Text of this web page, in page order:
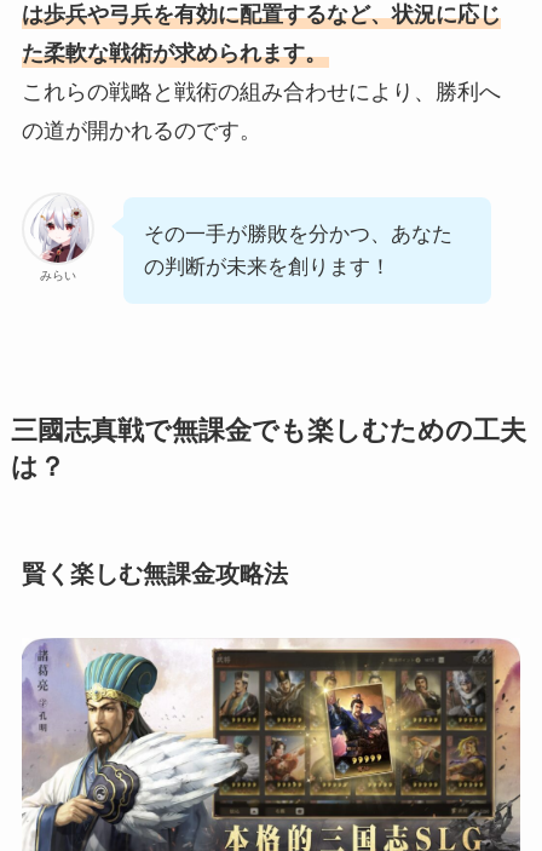
は歩兵や弓兵を有効に配置するなど、状況に応じ
た柔軟な戦術が求められます。
これらの戦略と戦術の組み合わせにより、勝利へ
の道が開かれるのです。
みらい
その一手が勝敗を分かつ、あなた
の判断が未来を創ります！
三國志真戦で無課金でも楽しむための工夫
は？
賢く楽しむ無課金攻略法